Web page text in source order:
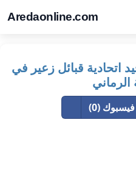
Aredaonline.com
اتحادية قبائل زعير في
الرماني
(0)